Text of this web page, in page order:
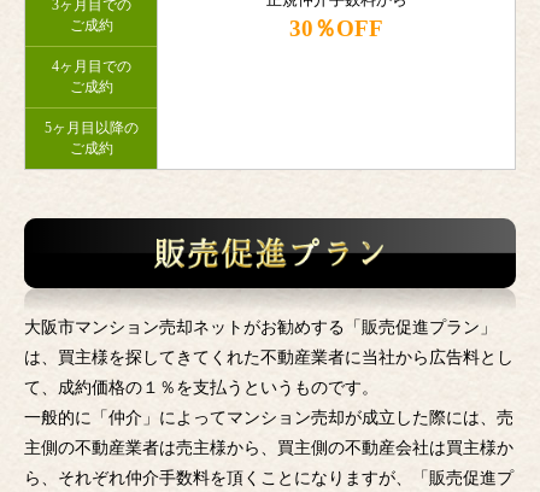
30％OFF
3ヶ月目での
ご成約
4ヶ月目での
ご成約
5ヶ月目以降の
ご成約
大阪市マンション売却ネットがお勧めする「販売促進プラン」
は、買主様を探してきてくれた不動産業者に当社から広告料とし
て、成約価格の１％を支払うというものです。
一般的に「仲介」によってマンション売却が成立した際には、売
主側の不動産業者は売主様から、買主側の不動産会社は買主様か
ら、それぞれ仲介手数料を頂くことになりますが、「販売促進プ